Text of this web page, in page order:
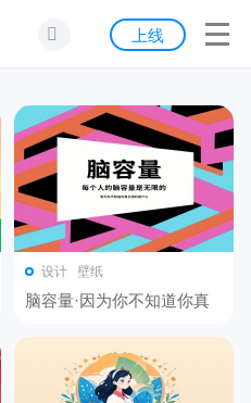
灵感
资源
公告
关于我们
上线
设计 壁纸
脑容量·因为你不知道你真